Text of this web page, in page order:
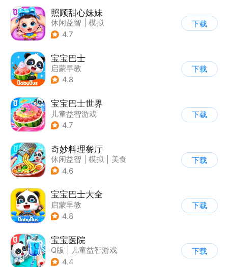
照顾甜心妹妹
休闲益智
模拟
| 宝宝巴士
4.7
下载
宝宝巴士
启蒙早教
| 儿童益智游戏
4.8
下载
宝宝巴士世界
儿童益智游戏
4.7
下载
奇妙料理餐厅
休闲益智 模拟
美食
| 宝宝巴士
4.6
下载
宝宝巴士大全
启蒙早教
| 儿童益智游戏
4.8
下载
宝宝医院
Q版
儿童益智游戏
4.4
下载